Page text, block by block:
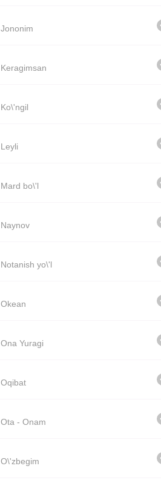
Jononim
Keragimsan
Ko\'ngil
Leyli
Mard bo\'l
Naynov
Notanish yo\'l
Okean
Ona Yuragi
Oqibat
Ota - Onam
O\'zbegim